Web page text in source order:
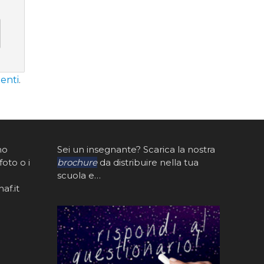
.
o i
Sei un insegnante? Scarica la nostra
brochureda distribuire nella tua
scuola e…